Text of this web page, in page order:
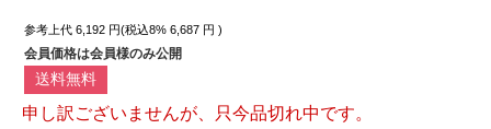
参考上代 6,192 円(税込8%6,687 円 )
会員価格は会員様のみ公開
送料無料
申し訳ございませんが、只今品切れ中です。